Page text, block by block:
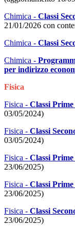
Chimica - Classi
21/01/2026 con
Chimica - Classi
Chimica -
per indirizzo
Fisica
Fisica - Classi
03/05/2024)
Fisica - Classi
03/05/2024)
Fisica - Classi
23/06/2025)
Fisica - Classi
23/06/2025)
Fisica - Classi
23/06/2025)